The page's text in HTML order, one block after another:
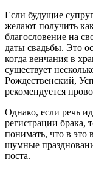
Если будущие
желают получить
благословение на
даты свадьбы. Это
когда венчания в
существует
Рождественский,
рекомендуется
Однако, если речь
регистрации брака,
понимать, что в это
шумные
поста.